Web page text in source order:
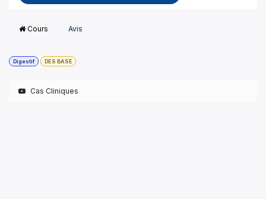
Cours Avis
Digestif DES BASE
Cas Cliniques